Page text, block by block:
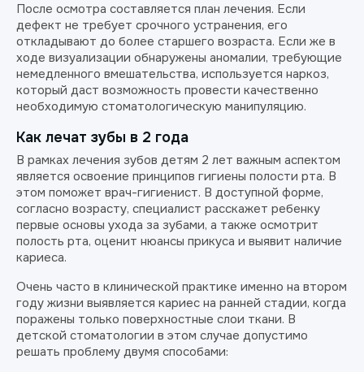
После осмотра составляется план лечения. Если
дефект не требует срочного устранения, его
откладывают до более старшего возраста. Если же в
ходе визуализации обнаружены аномалии, требующие
немедленного вмешательства, используется наркоз,
который даст возможность провести качественно
необходимую стоматологическую манипуляцию.
Как лечат зубы в 2 года
В рамках лечения зубов детям 2 лет важным аспектом
является освоение принципов гигиены полости рта. В
этом поможет врач-гигиенист. В доступной форме,
согласно возрасту, специалист расскажет ребенку
первые основы ухода за зубами, а также осмотрит
полость рта, оценит нюансы прикуса и выявит наличие
кариеса.
Очень часто в клинической практике именно на втором
году жизни выявляется кариес на ранней стадии, когда
поражены только поверхностные слои ткани. В
детской стоматологии в этом случае допустимо
решать проблему двумя способами: